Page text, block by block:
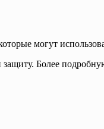
могут
Более